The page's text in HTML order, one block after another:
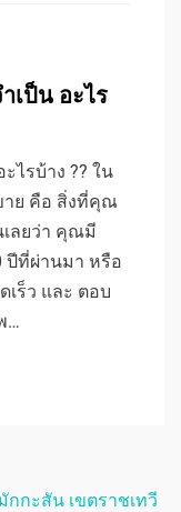
เป็น อะไร
ไรบ้าง ?? ใน
าย คือ สิ่งที่คุณ
เลยว่า คุณมี
ปีที่ผ่านมา หรือ
เร็ว และ ตอบ
…
กกะสัน เขตราชเทวี